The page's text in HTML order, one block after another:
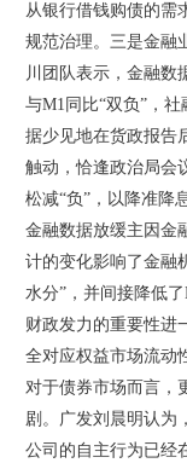
从银行借钱购债的需
规范治理。三是金融
川团队表示，金融数
与M1同比“双负”，
据少见地在货政报告
触动，恰逢政治局会
松减“负”，以降准降
金融数据放缓主因金
计的变化影响了金融
水分”，并间接降低
财政发力的重要性进
全对应权益市场流动
对于债券市场而言，
剧。广发刘晨明认为
公司的自主行为已经